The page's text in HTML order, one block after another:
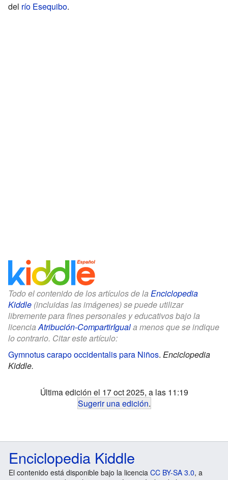
del río Esequibo.
Todo el contenido de los artículos de la Enciclopedia
Kiddle (incluidas las imágenes) se puede utilizar
libremente para fines personales y educativos bajo la
licenciaAtribución-CompartirIguala menos que se indique
lo contrario. Citar este artículo:
Gymnotus carapo occidentalis para Niños. Enciclopedia
Kiddle.
Última edición el 17 oct 2025, a las 11:19
Sugerir una edición.
Enciclopedia Kiddle
El contenido está disponible bajo la licencia CC BY-SA 3.0, a